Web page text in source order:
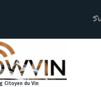
Citoyen du Vin